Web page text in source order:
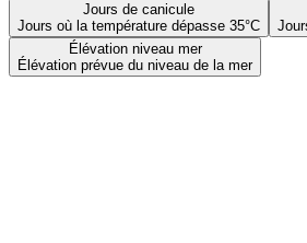
Jours de canicule
Jours où la température dépasse 35°C
Élévation niveau mer
Élévation prévue du niveau de la mer